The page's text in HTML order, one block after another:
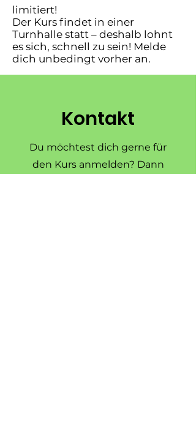
limitiert!
Der Kurs findet in einer
Turnhalle statt – deshalb lohnt
es sich, schnell zu sein! Melde
dich unbedingt vorher an.
Kontakt
Du möchtest dich gerne für
den Kurs anmelden? Dann